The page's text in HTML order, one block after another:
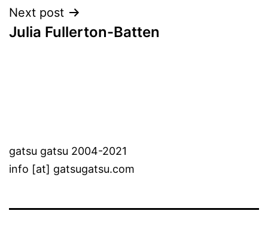
Next post
Julia Fullerton-Batten
gatsu gatsu 2004-2021
info [at] gatsugatsu.com